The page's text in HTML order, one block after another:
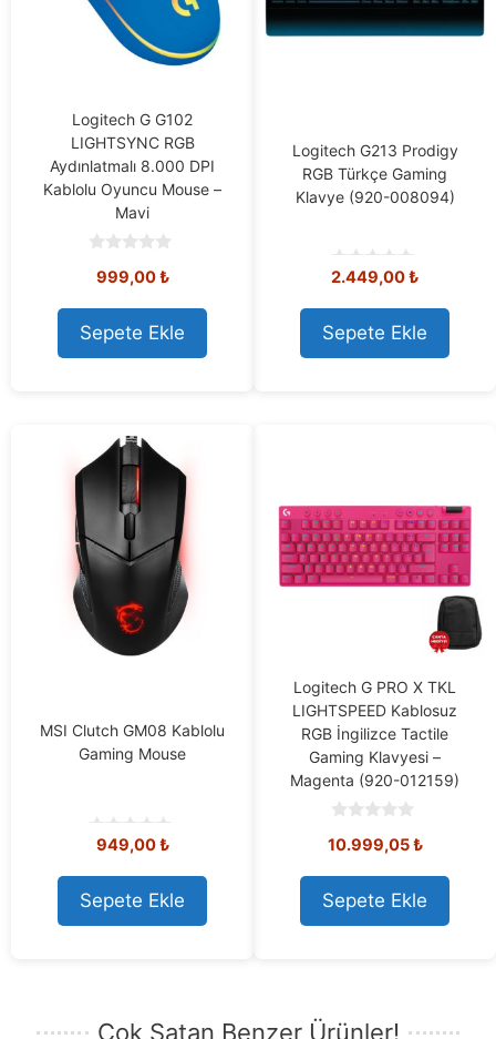
Logitech G G102
LIGHTSYNC RGB
Aydınlatmalı 8.000 DPI
Kablolu Oyuncu Mouse –
Mavi
o
t
o
f
5
999,00₺
Sepete Ekle
Logitech G213 Prodigy
RGB Türkçe Gaming
Klavye (920-008094)
0
u
t
o
f
2.449,00₺
Sepete Ekle
MSI Clutch GM08 Kablolu
Gaming Mouse
0
u
t
o
f
949,00₺
Sepete Ekle
Logitech G PRO X TKL
LIGHTSPEED Kablosuz
RGB İngilizce Tactile
Gaming Klavyesi –
Magenta (920-012159)
o
t
o
f
5
Orijinal
11.508,73 ₺.
10.999,05₺Mevcut
Sepete Ekle
Çok Satan Benzer Ürünler!